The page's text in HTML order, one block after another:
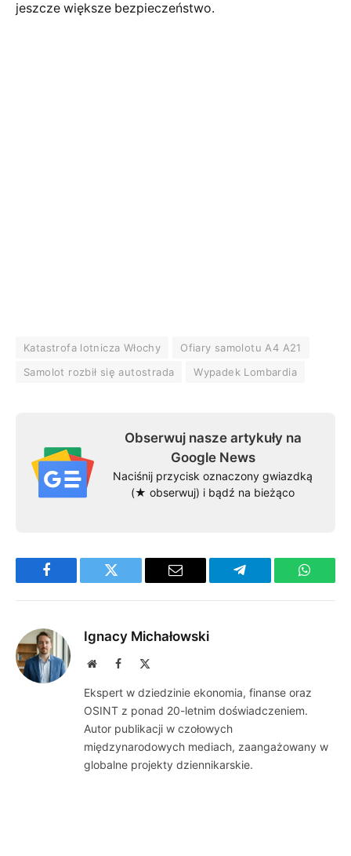
jeszcze większe bezpieczeństwo.
Katastrofa lotnicza Włochy
Ofiary samolotu A4 A21
Samolot rozbił się autostrada
Wypadek Lombardia
Obserwuj nasze artykuły na
Google News
Naciśnij przycisk oznaczony gwiazdką
(★ obserwuj) i bądź na bieżąco
Facebook Twitter Email Telegram
Ignacy Michałowski
WebsiteFacebook
Ekspert w dziedzinie ekonomia, finanse oraz
OSINT z ponad 20-letnim doświadczeniem.
Autor publikacji w czołowych
międzynarodowych mediach, zaangażowany w
globalne projekty dziennikarskie.